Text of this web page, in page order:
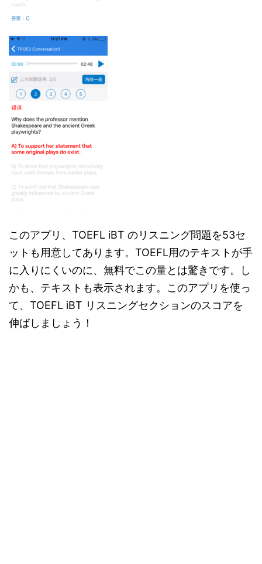
このアプリ、TOEFL iBT のリスニング問題を53セ
ットも用意してあります。TOEFL用のテキストが手
に入りにくいのに、無料でこの量とは驚きです。し
かも、テキストも表示されます。このアプリを使っ
て、TOEFL iBT リスニングセクションのスコアを
伸ばしましょう！